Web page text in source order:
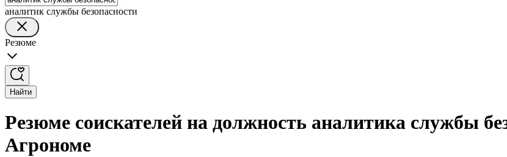
аналитик службы безопасности
Резюме
Найти
Резюме соискателей на должность аналитика службы
Агрономе